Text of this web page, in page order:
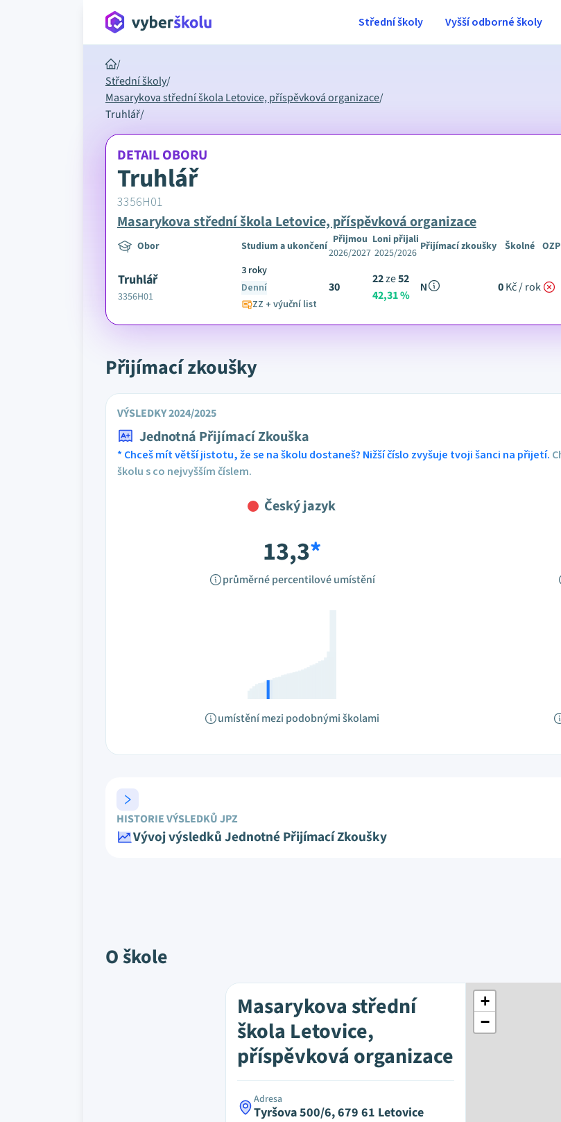
Střední školy Vyšší odborné školy
/
Střední školy/
Masarykova střední škola Letovice, příspěvková organizace/
Truhlář/
DETAIL OBORU
Truhlář
3356H01
Masarykova střední škola Letovice, příspěvková organizace
Obor Studium a ukončení Přijmou
2026/2027
Loni přijali
2025/2026 Přijímací zkoušky Školné OZP
Truhlář
3356H01
3 roky
Denní
ZZ + výuční list
30
22ze52
42,31 %
N 0Kč / rok
Přijímací zkoušky
VÝSLEDKY 2024/2025
Jednotná Přijímací Zkouška
* Chceš mít větší jistotu, že se na školu dostaneš? Nižší číslo zvyšuje tvoji šanci na přijetí.
školu s co nejvyšším číslem.
Český jazyk
13,3*
průměrné percentilové umístění
umístění mezi podobnými školami
HISTORIE VÝSLEDKŮ JPZ
Vývoj výsledků Jednotné Přijímací Zkoušky
O škole
Masarykova střední
škola Letovice,
příspěvková organizace
Adresa
Tyršova 500/6, 679 61 Letovice
+
−